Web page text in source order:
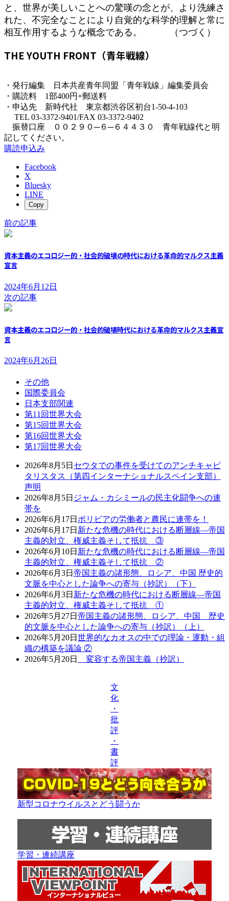
と、世界が美しいことへの驚嘆の念とが、より洗練さ
れた、不完全なことにより自覚的な科学的理解と常に
相互作用するような概念である。 （つづく）
THE YOUTH FRONT（青年戦線）
・発行編集 日本共産青年同盟「青年戦線」編集委員会
・購読料 1部400円+郵送料
・申込先 新時代社 東京都渋谷区初台1-50-4-103
TEL 03-3372-9401/FAX 03-3372-9402
振替口座 ００２９０─６─６４４３０ 青年戦線代と明
記してください。
購読申込み
Facebook
X
Bluesky
LINE
Copy
前の記事
資本主義のエコロジー的・社会的破壊の時代における革命的マルクス主義
宣言
2024年6月12日
次の記事
資本主義のエコロジー的・社会的破壊時代における革命的マルクス主義宣
言
2024年6月26日
その他
国際委員会
日本支部関連
第11回世界大会
第15回世界大会
第16回世界大会
第17回世界大会
2026年8月5日 セウタでの事件を受けてのアンチキャピ
タリスタス（第四インターナショナルスペイン支部）
声明
2026年8月5日 ジャム・カシミールの民主化闘争への連
帯を
2026年6月17日 ボリビアの労働者と農民に連帯を！
2026年6月17日 新たな危機の時代における断層線―帝国
主義的対立、権威主義そして抵抗 ③
2026年6月10日 新たな危機の時代における断層線―帝国
主義的対立、権威主義そして抵抗 ②
2026年6月3日 帝国主義の諸形態、ロシア、中国 歴史的
文脈を中心とした論争への寄与（抄訳）（下）
2026年6月3日 新たな危機の時代における断層線―帝国
主義的対立、権威主義そして抵抗 ①
2026年5月27日 帝国主義の諸形態、ロシア、中国 歴史
的文脈を中心とした論争への寄与（抄訳）（上）
2026年5月20日 世界的なカオスの中での理論・運動・組
織の構築を議論 ②
2026年5月20日
変容する帝国主義（抄訳）
文
化
・
批
評
・
書
評
新型コロナウイルスとどう闘うか
学習・連続講座